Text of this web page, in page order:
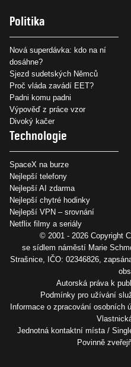
Politika
Nová superdávka: kdo na ní
dosáhne?
Sjezd sudetských Němců
Proč vláda zavádí EET?
Padni komu padni
Výpověď z práce vzor
Divoký kačer
Technologie
SpaceX na burze
Nejlepší telefony
Nejlepší AI zdarma
Nejlepší chytré hodinky
Nejlepší VPN – srovnání
Netflix filmy a seriály
© 2001 - 2026 Copyright
se sídlem náměstí Marie
Strašnice, IČO: 02346826,
Autorská práva k
Podmínky pro užívání
Informace o zpracování osobních
Jednotná kontaktní místa /
Povinně